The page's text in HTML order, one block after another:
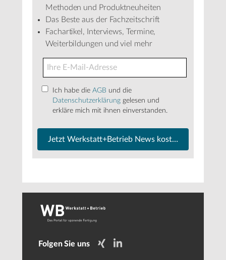
Methoden und Produktneuheiten
Das Beste aus der Fachzeitschrift
Fachartikel, Interviews, Termine,
Weiterbildungen und viel mehr
Ich habe die AGB und die
Datenschutzerklärung gelesen und
erkläre mich mit ihnen einverstanden.
Jetzt Werkstatt+Betrieb News kostenfrei
Folgen Sie uns